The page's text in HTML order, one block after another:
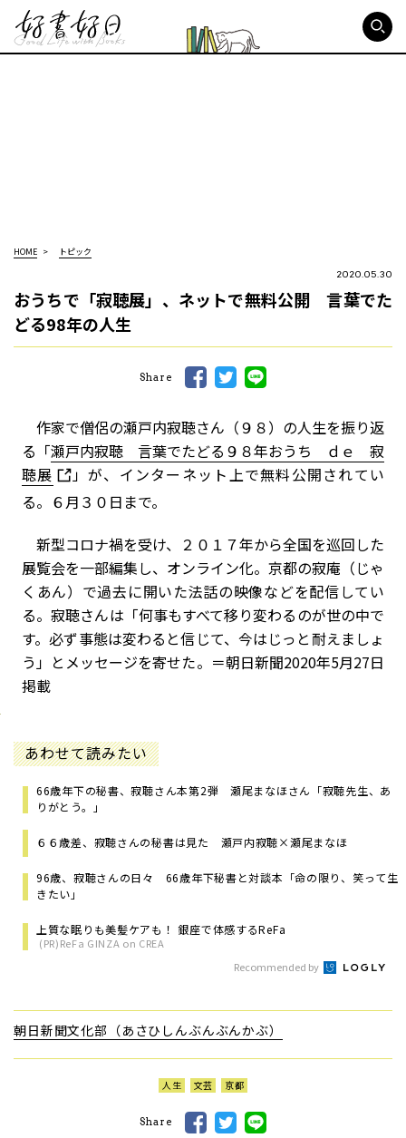
HOME トピック
2020.05.30
おうちで「寂聴展」、ネットで無料公開 言葉でた
どる98年の人生
Share
作家で僧侶の瀬戸内寂聴さん（９８）の人生を振り返
る「瀬戸内寂聴 言葉でたどる９８年――おうち ｄｅ 寂
聴展
」が、インターネット上で無料公開されてい
る。６月３０日まで。
新型コロナ禍を受け、２０１７年から全国を巡回した
展覧会を一部編集し、オンライン化。京都の寂庵（じゃ
くあん）で過去に開いた法話の映像などを配信してい
る。寂聴さんは「何事もすべて移り変わるのが世の中で
す。必ず事態は変わると信じて、今はじっと耐えましょ
う」とメッセージを寄せた。 ＝朝日新聞2020年5月27日
掲載
あわせて読みたい
66歳年下の秘書、寂聴さん本第2弾 瀬尾まなほさん「寂聴先生、あ
りがとう。」
６６歳差、寂聴さんの秘書は見た 瀬戸内寂聴×瀬尾まなほ
96歳、寂聴さんの日々 66歳年下秘書と対談本「命の限り、笑って生
きたい」
上質な眠りも美髪ケアも！ 銀座で体感するReFa
(PR)ReFa GINZA on CREA
Recommended by
朝日新聞文化部（あさひしんぶんぶんかぶ）
人生 文芸 京都
Share